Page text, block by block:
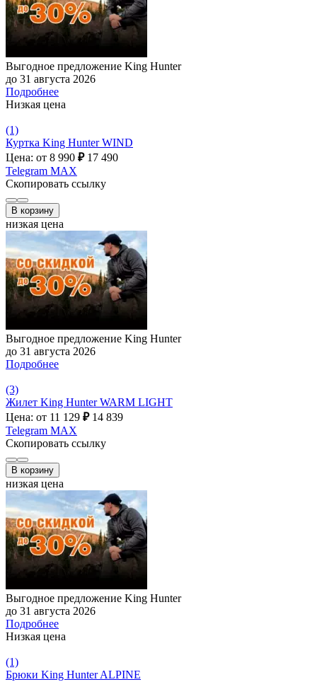
Выгодное предложение King Hunter
до 31 августа 2026
Подробнее
Низкая цена
(1)
Куртка King Hunter WIND
Цена: от 8 990 ₽ 17 490
Telegram MAX
Скопировать ссылку
В корзину
низкая цена
Выгодное предложение King Hunter
до 31 августа 2026
Подробнее
(3)
Жилет King Hunter WARM LIGHT
Цена: от 11 129 ₽ 14 839
Telegram MAX
Скопировать ссылку
В корзину
низкая цена
Выгодное предложение King Hunter
до 31 августа 2026
Подробнее
Низкая цена
(1)
Брюки King Hunter ALPINE